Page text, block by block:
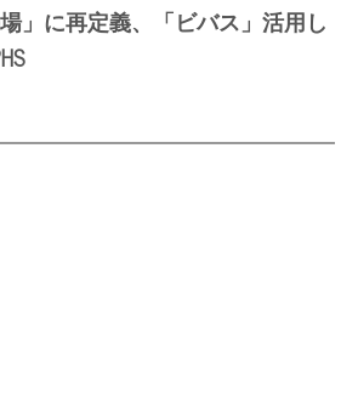
」に再定義、「ビバス」活用し